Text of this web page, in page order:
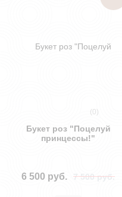
(0)
Букет роз "Поцелуй
принцессы!"
6 500 руб. 7 500 руб.